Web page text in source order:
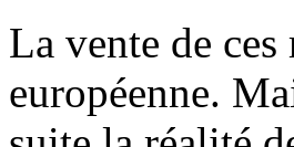
La vente de
européenne.